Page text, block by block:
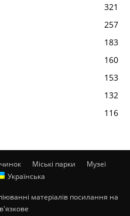
321
257
183
160
153
132
116
Міські парки
Музеї
Українська
матеріалів посилання на